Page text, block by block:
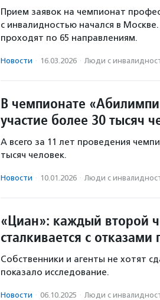
Прием заявок на чемпионат
с инвалидностью начался в
проходят по 65 направлениям.
Новости · 16.03.2026 · Люди с
В чемпионате
участие более 30 тысяч
А всего за 11 лет проведения
тысяч человек.
Новости · 10.01.2026 · Люди с
«Циан»: каждый второй
сталкивается с
Собственники и агенты не хотят
показало исследование.
Новости · 06.10.2025 · Люди с